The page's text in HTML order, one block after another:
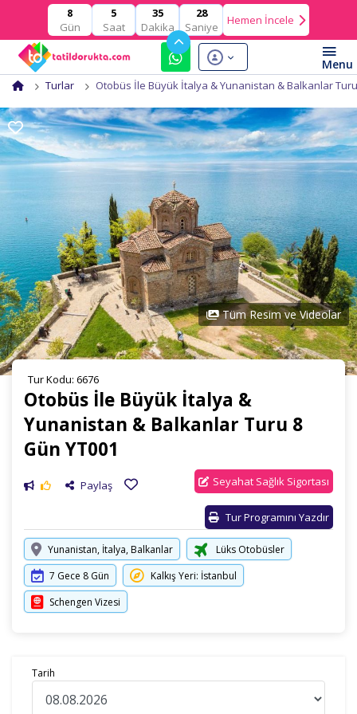
8
Gün
5
Saat
35
Dakika
28
Saniye
Hemen İncele
Turlar Otobüs İle Büyük İtalya & Yunanistan & Balkanlar Turu
Tüm Resim ve Videolar
Tur Kodu: 6676
Otobüs İle Büyük İtalya &
Yunanistan & Balkanlar Turu 8
Gün YT001
Paylaş Seyahat Sağlık Sigortası
Tur Programını Yazdır
Yunanistan, İtalya, Balkanlar
Lüks Otobüsler
7 Gece 8 Gün
Kalkış Yeri: İstanbul
Schengen Vizesi
Tarih